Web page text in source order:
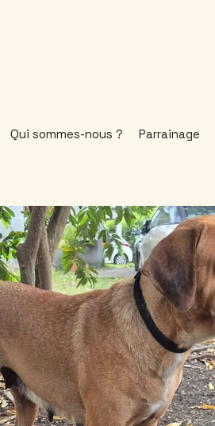
Qui sommes-nous ? Parrainage